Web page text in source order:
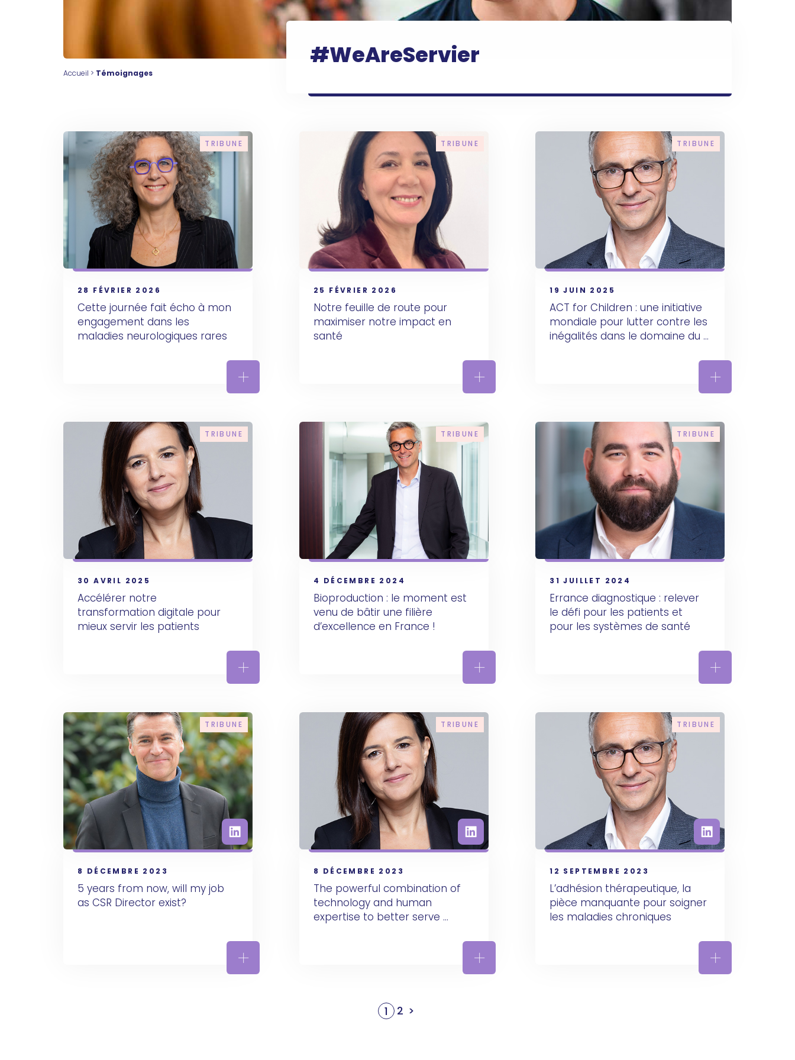
#WeAreServier
Accueil > Témoignages
TRIBUNE
28 FÉVRIER 2026
Cette journée fait écho à mon
engagement dans les
maladies neurologiques rares
Cette journée fait écho à mon engagement dans les maladies neurologiques rares
TRIBUNE
25 FÉVRIER 2026
Notre feuille de route pour
maximiser notre impact en
santé
Notre feuille de route pour maximiser notre impact en santé
TRIBUNE
19 JUIN 2025
ACT for Children : une initiative
mondiale pour lutter contre les
inégalités dans le domaine du
ACT for
TRIBUNE
30 AVRIL 2025
Accélérer notre
transformation digitale pour
mieux servir les patients
Accélérer notre transformation digitale pour mieux servir les patients
TRIBUNE
4 DÉCEMBRE 2024
Bioproduction : le moment est
venu de bâtir une filière
d’excellence en France !
Bioproduction : le moment est venu de bâtir une filière d’excellence
TRIBUNE
31 JUILLET 2024
Errance diagnostique : relever
le défi pour les patients et
pour les systèmes de santé
Errance
TRIBUNE
8 DÉCEMBRE 2023
5 years from now, will my job
as CSR Director exist?
5 years from now, will my job as CSR Director exist?
TRIBUNE
8 DÉCEMBRE 2023
The powerful combination of
technology and human
expertise to better serve
The powerful combination of technology and human expertise to
TRIBUNE
12 SEPTEMBRE 2023
L’adhésion thérapeutique, la
pièce manquante pour soigner
les maladies chroniques
L’adhésion
1 2 >